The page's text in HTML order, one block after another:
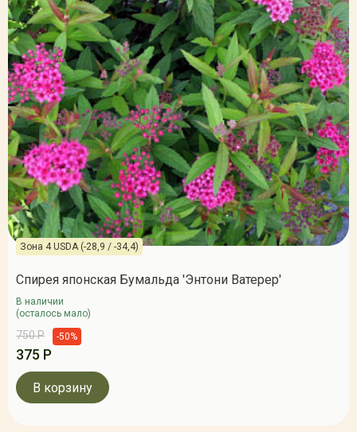
Зона 4 USDA (-28,9 / -34,4)
Спирея японская Бумальда 'Энтони Ватерер'
В наличии
(осталось мало)
750 Р -50%
375 Р
В корзину